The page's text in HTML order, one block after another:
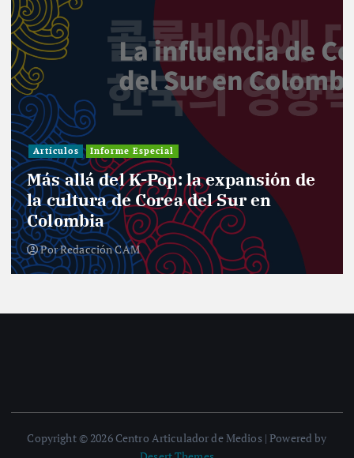
Artículos Informe Especial
Más allá del K-Pop: la expansión de
la cultura de Corea del Sur en
Colombia
PorRedacción CAM
Copyright © 2026 Centro Articulador de Medios | Powered by